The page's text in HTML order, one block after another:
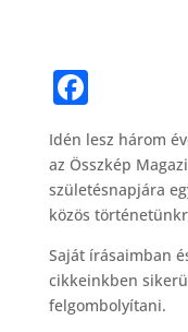
F
a
c
e
b
o
o
Idén lesz három
az Összkép
születésnapjára
közös
Saját írásaimban
cikkeinkben
felgombolyítani.